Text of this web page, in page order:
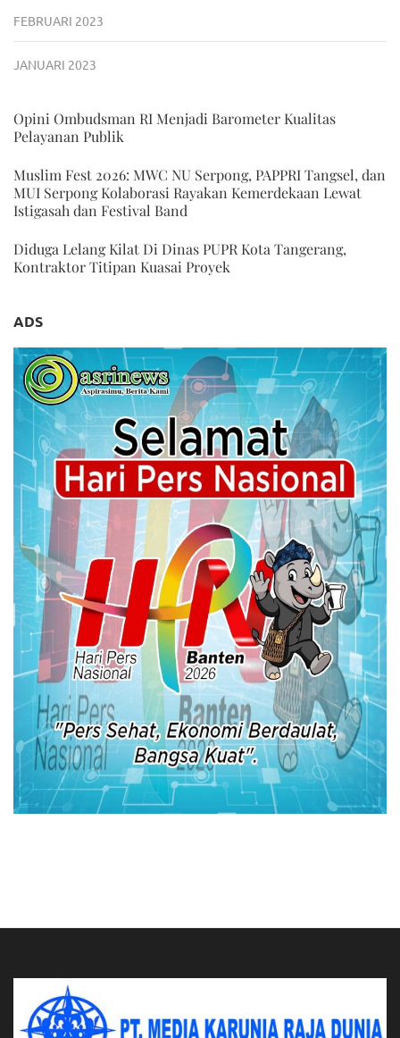
FEBRUARI 2023
JANUARI 2023
Opini Ombudsman RI Menjadi Barometer Kualitas
Pelayanan Publik
Muslim Fest 2026: MWC NU Serpong, PAPPRI Tangsel, dan
MUI Serpong Kolaborasi Rayakan Kemerdekaan Lewat
Istigasah dan Festival Band
Diduga Lelang Kilat Di Dinas PUPR Kota Tangerang,
Kontraktor Titipan Kuasai Proyek
ADS